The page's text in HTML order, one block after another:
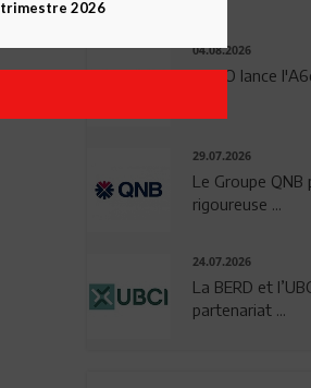
04.08.2026
OPPO lance
29.07.2026
Le Groupe QNB
rigoureuse ...
24.07.2026
La BERD et
partenariat ...
trimestre 2026